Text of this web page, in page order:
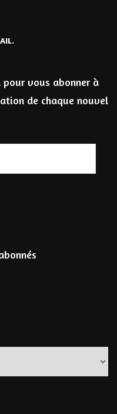
pour vous abonner à
de chaque nouvel